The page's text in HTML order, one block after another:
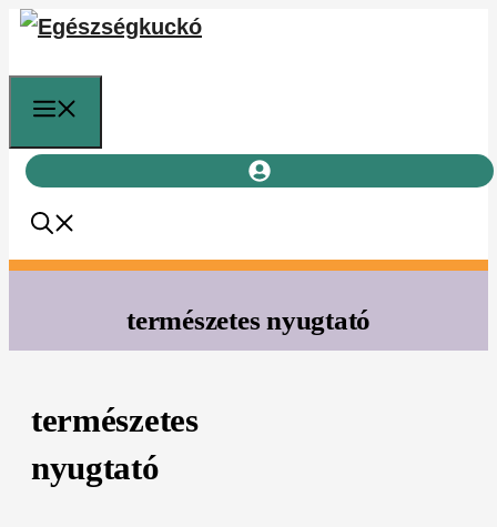
Kilépés
természetes nyugtató
természetes
nyugtató